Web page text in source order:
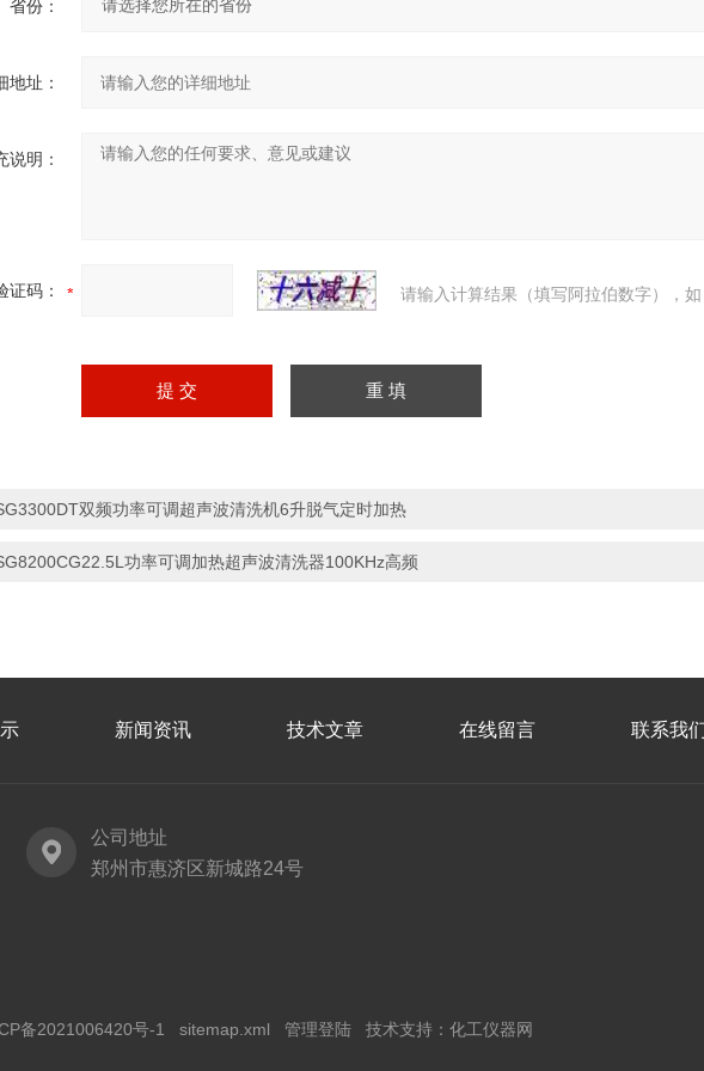
省份：
地址：
说明：
证码： 请输入计算结果（填写阿拉伯数字），
双频功率可调超声波清洗机6升脱气定时加热
功率可调加热超声波清洗器100KHz高频
新闻资讯 技术文章 在线留言 联系我
公司地址
郑州市惠济区新城路24号
备2021006420号-1 sitemap.xml 管理登陆 技术支持： 化工仪器网